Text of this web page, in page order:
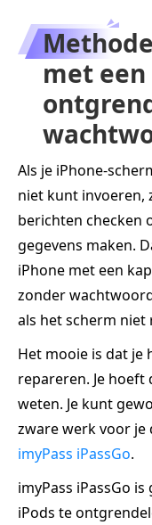
met
Als je iPhone-
niet kunt invoeren,
berichten checken
gegevens maken.
iPhone met een
zonder
als het scherm niet
Het mooie is dat je
repareren. Je
weten. Je kunt
zware werk voor je
imyPass iPassGo.
imyPass iPassGo
iPods te